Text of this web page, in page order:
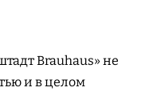
Вrauhaus» не
и в целом